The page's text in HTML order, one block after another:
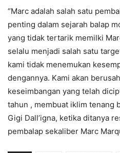
“Marc adalah salah satu
penting dalam sejarah balap
yang tidak tertarik memilki
selalu menjadi salah satu
kami tidak menemukan
dengannya. Kami akan
keseimbangan yang telah
tahun , membuat iklim tenang
Gigi Dall’igna, ketika ditanya
pembalap sekaliber Marc